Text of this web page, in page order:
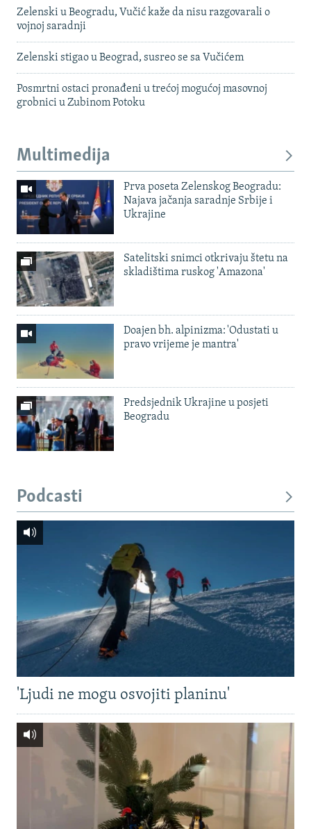
Zelenski u Beogradu, Vučić kaže da nisu razgovarali o
vojnoj saradnji
Zelenski stigao u Beograd, susreo se sa Vučićem
Posmrtni ostaci pronađeni u trećoj mogućoj masovnoj
grobnici u Zubinom Potoku
Multimedija
Prva poseta Zelenskog Beogradu:
Najava jačanja saradnje Srbije i
Ukrajine
Satelitski snimci otkrivaju štetu na
skladištima ruskog 'Amazona'
Doajen bh. alpinizma: 'Odustati u
pravo vrijeme je mantra'
Predsjednik Ukrajine u posjeti
Beogradu
Podcasti
'Ljudi ne mogu osvojiti planinu'